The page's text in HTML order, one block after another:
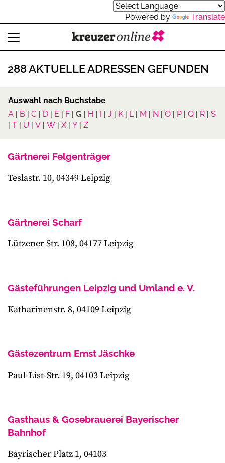
Powered by Translate
288 AKTUELLE ADRESSEN GEFUNDEN
Auswahl nach Buchstabe
A | B | C | D | E | F | G | H | I | J | K | L| M | N | O | P | Q | R | S
| T | U | V | W | X | Y | Z
Gärtnerei Felgenträger
Teslastr. 10, 04349 Leipzig
Gärtnerei Scharf
Lützener Str. 108, 04177 Leipzig
Gästeführungen Leipzig und Umland e. V.
Katharinenstr. 8, 04109 Leipzig
Gästezentrum Ernst Jäschke
Paul-List-Str. 19, 04103 Leipzig
Gasthaus & Gosebrauerei Bayerischer
Bahnhof
Bayrischer Platz 1, 04103